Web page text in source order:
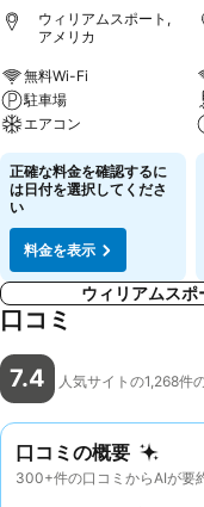
ウィリアムスポート,
アメリカ
無料Wi-Fi
駐車場
エアコン
正確な料金を確認するに
は日付を選択してくださ
い
料金を表示
ウィリアムス
口コミ
7.4 人気サイトの1,268件
口コミの概要
300+件の口コミからAIが要